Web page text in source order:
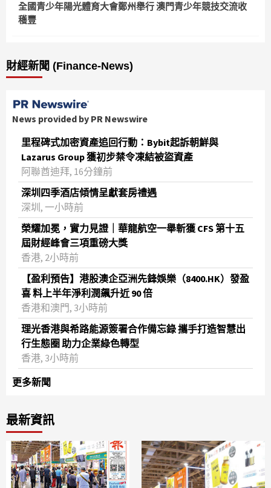
全國青少年陽光體育大會鄭州舉行 澳門青少年競技交流收
穫豐
財經新聞 (Finance-News)
News provided by PR Newswire
里程碑式加密資產追回行動：Bybit起訴朝鮮與
Lazarus Group 獲初步禁令凍結被盜資產
阿聯酋迪拜, 16分鐘前
深圳四季酒店傾情呈獻套房禮遇
深圳, 一小時前
榮耀加冕，實力見證｜華龍航空一舉斬獲 CFS 第十五
屆財經峰會三項重磅大獎
香港, 2小時前
【盈利預告】港股澳企亞洲先鋒娛樂（8400.HK）發盈
喜 料上半年淨利潤飆升近 90 倍
香港和澳門, 3小時前
理光香港與希路能源簽署合作備忘錄 攜手打造智慧出
行生態圈 助力企業綠色轉型
香港, 3小時前
更多新聞
最新資訊